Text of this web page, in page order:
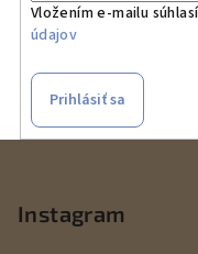
Vložením e-mailu
údajov
Prihlásiť sa
Instagram